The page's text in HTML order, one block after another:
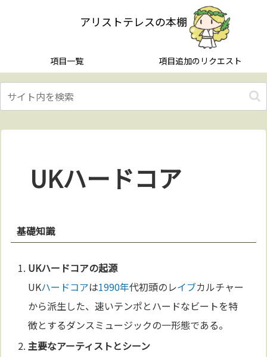
アリストテレスの本棚
項目一覧 項目追加のリクエスト
UKハードコア
基礎知識
UKハードコアの起源
UKハードコアは1990年代初頭のレイブカルチャー
から派生した、速いテンポとハードなビートを特
徴とするダンスミュージックの一形態である。
主要なアーティストとシーン